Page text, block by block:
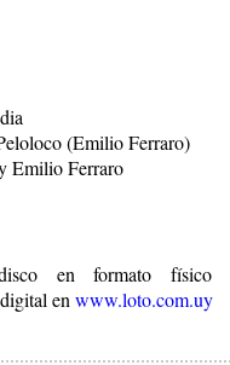
(Emilio Ferraro)
Emilio Ferraro
en formato físico
en www.loto.com.uy